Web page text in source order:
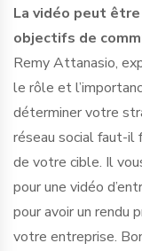
La vidéo peut
objectifs de
Remy Attanasio,
le rôle et
déterminer votre
réseau social faut-il
de votre cible. Il
pour une vidéo
pour avoir un rendu
votre entreprise.